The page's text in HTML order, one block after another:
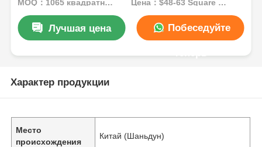
MOQ：1065 квадратных метров Цена：$48-63 Square Meters
Лучшая цена Побеседуйте
Характер продукции
Место
происхождения
Китай (Шаньдун)